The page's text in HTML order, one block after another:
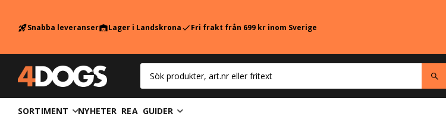
rocket_launchSnabba leveranserwarehouseLager i LandskronacheckFri frakt från 699 kr inom Sverige
SORTIMENT NYHETER REA GUIDER